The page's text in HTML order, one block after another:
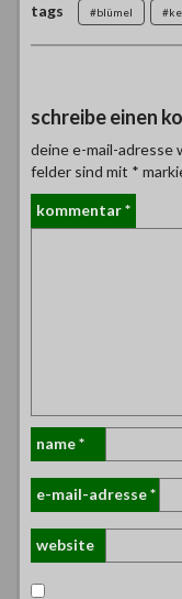
tags #blümel
schreibe einen
deine e-mail-
felder sind mit *
kommentar*
name*
e-mail-adresse*
website